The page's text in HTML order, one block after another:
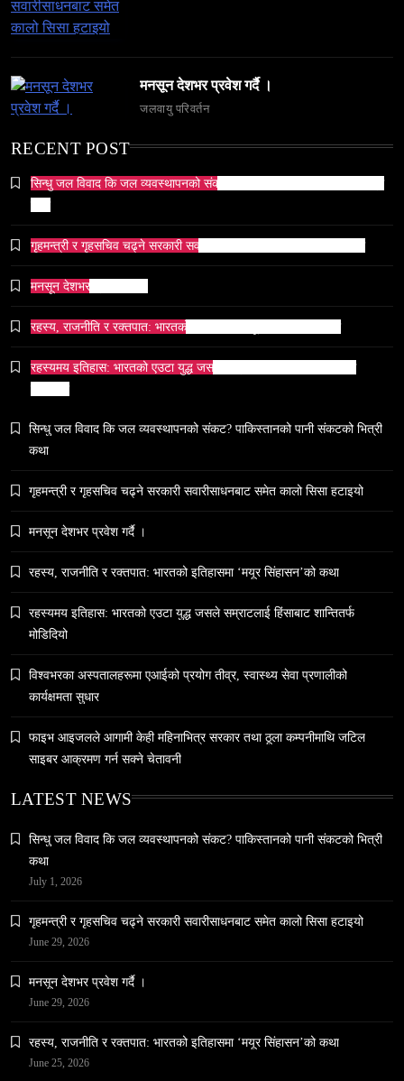
६ महिनामा ३३३ विदेशी नागरिक निष्कासित — ओभरस्टे,
गैरकानुनी गतिविधि र धर्म प्रचारसम्म
March 13, 2026
व्यापार-व्यवसाय समाज
March 13, 2026
समाज
भारतको सांस्कृतिक सम्पत्ति पुनर्स्थापना कूटनीति: एक नयाँ
वैश्विक अभियान
समाज
५० लाख’ शुल्कको वास्तविकता: अल्टर्नेटिभ B-स्कूलहरूले
नदेखाउने कठोर सत्य
नेपालमा युनिफिकेशन चर्चको सम्बन्ध उजागर
वन्यजन्तु वातावरण
नेपालको वन्यजन्तु पर्यटन प्रवर्द्धनमा महत्वपूर्ण योगदान
March 13, 2026
मनसून देशभर प्रवेश गर्दै ।
जलवायु परिवर्तन
RECENT POST
सिन्धु जल विवाद कि जल व्यवस्थापनको संकट? पाकिस्तानको पानी संकटको भित्री
गृहमन्त्री र गृहसचिव चढ्ने सरकारी सवारीसाधनबाट समेत कालो सिसा हटाइयो
मनसून देशभर प्रवेश गर्दै ।
रहस्य, राजनीति र रक्तपात: भारतको इतिहासमा ‘मयूर सिंहासन’को कथा
रहस्यमय इतिहास: भारतको एउटा युद्ध जसले सम्राटलाई हिंसाबाट शान्तितर्फ
सिन्धु जल विवाद कि जल व्यवस्थापनको संकट? पाकिस्तानको पानी संकटको भित्री
कथा
गृहमन्त्री र गृहसचिव चढ्ने सरकारी सवारीसाधनबाट समेत कालो सिसा हटाइयो
मनसून देशभर प्रवेश गर्दै ।
रहस्य, राजनीति र रक्तपात: भारतको इतिहासमा ‘मयूर सिंहासन’को कथा
रहस्यमय इतिहास: भारतको एउटा युद्ध जसले सम्राटलाई हिंसाबाट शान्तितर्फ
मोडिदियो
विश्वभरका अस्पतालहरूमा एआईको प्रयोग तीव्र, स्वास्थ्य सेवा प्रणालीको
कार्यक्षमता सुधार
फाइभ आइजलले आगामी केही महिनाभित्र सरकार तथा ठूला कम्पनीमाथि जटिल
साइबर आक्रमण गर्न सक्ने चेतावनी
LATEST NEWS
सिन्धु जल विवाद कि जल व्यवस्थापनको संकट? पाकिस्तानको पानी संकटको भित्री
कथा
July 1, 2026
गृहमन्त्री र गृहसचिव चढ्ने सरकारी सवारीसाधनबाट समेत कालो सिसा हटाइयो
June 29, 2026
मनसून देशभर प्रवेश गर्दै ।
June 29, 2026
रहस्य, राजनीति र रक्तपात: भारतको इतिहासमा ‘मयूर सिंहासन’को कथा
June 25, 2026